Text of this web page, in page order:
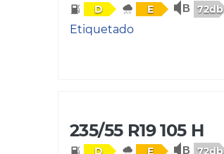
D E 72db
Etiquetado
235/55 R19 105 H
72db